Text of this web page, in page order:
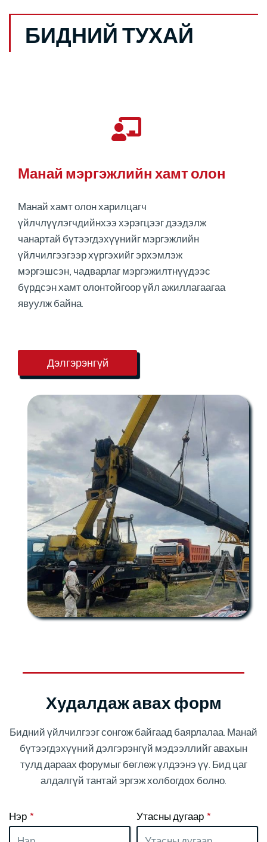
БИДНИЙ ТУХАЙ
Манай мэргэжлийн хамт олон
Манай хамт олон харилцагч
үйлчлүүлэгчдийнхээ хэрэгцээг дээдэлж
чанартай бүтээгдэхүүнийг мэргэжлийн
үйлчилгээгээр хүргэхийг эрхэмлэж
мэргэшсэн, чадварлаг мэргэжилтнүүдээс
бүрдсэн хамт олонтойгоор үйл ажиллагаагаа
явуулж байна.
Дэлгэрэнгүй
Худалдаж авах форм
Бидний үйлчилгээг сонгож байгаад баярлалаа. Манай
бүтээгдэхүүний дэлгэрэнгүй мэдээллийг авахын
тулд дараах форумыг бөглөж үлдээнэ үү. Бид цаг
алдалгүй тантай эргэж холбогдох болно.
Нэр * Утасны дугаар *